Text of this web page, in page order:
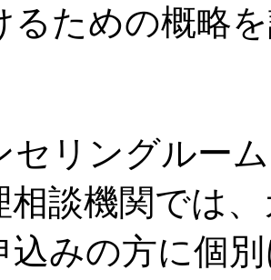
るための概略
リングルーム
談機関では
込みの方に個